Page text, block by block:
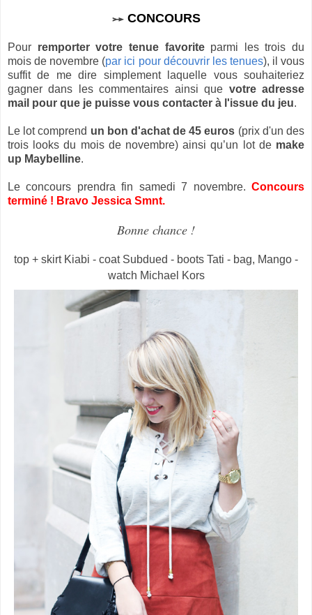
↣ CONCOURS
Pour remporter votre tenue favoriteparmi les trois du
mois de novembre (par ici pour découvrir les tenues), il vous
suffit de me dire simplement laquelle vous souhaiteriez
gagner dans les commentaires ainsi que votre adresse
mail pour que je puisse vous contacter à l'issue du jeu.
Le lot comprend un bon d'achat de 45 euros (prix d'un des
trois looks du mois de novembre) ainsi qu’un lot de make
up Maybelline.
Le concours prendra fin samedi 7 novembre. Concours
terminé ! Bravo Jessica Smnt.
Bonne chance !
top + skirt Kiabi - coat Subdued - boots Tati - bag, Mango -
watch Michael Kors